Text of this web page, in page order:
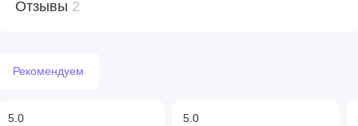
Отзывы 2
Рекомендуем
5.0 5.0